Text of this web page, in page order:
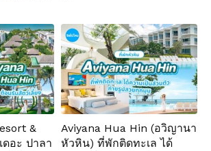
&
ดอะ ปาลา
Aviyana Hua Hin (อวิญานา
หัวหิน) ที่พักติดทะเล ได้